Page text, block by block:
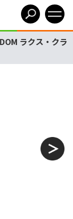
ラクス・クラ